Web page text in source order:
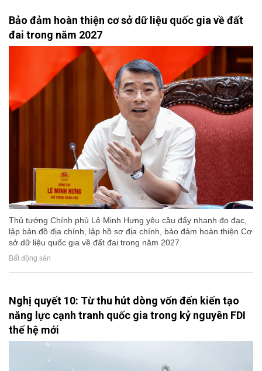
Bảo đảm hoàn thiện cơ sở dữ liệu quốc gia về đất
đai trong năm 2027
Thủ tướng Chính phủ Lê Minh Hưng yêu cầu đẩy nhanh đo đạc,
lập bản đồ địa chính, lập hồ sơ địa chính, bảo đảm hoàn thiện Cơ
sở dữ liệu quốc gia về đất đai trong năm 2027.
Bất động sản
Nghị quyết 10: Từ thu hút dòng vốn đến kiến tạo
năng lực cạnh tranh quốc gia trong kỷ nguyên FDI
thế hệ mới